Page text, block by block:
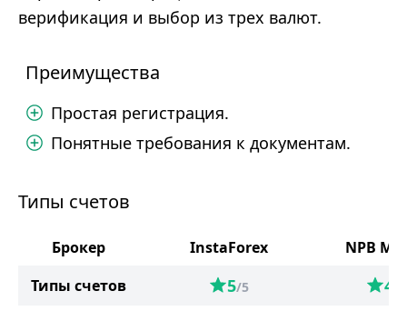
верификация и выбор из трех валют.
Преимущества
Простая регистрация.
Понятные требования к документам.
Типы счетов
Брокер InstaForex
NPB
Типы счетов
5/5 4.5